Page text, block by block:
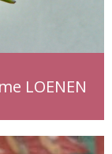
LOENEN